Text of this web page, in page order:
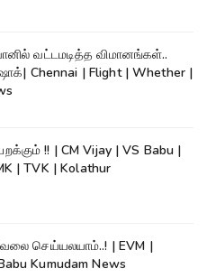
வட்டமடித்த விமானங்கள்..
Chennai | Flight | Whether |
| VS Babu |
| TVK | Kolathur
செய்யலயாம்..! | EVM |
Kumudam News